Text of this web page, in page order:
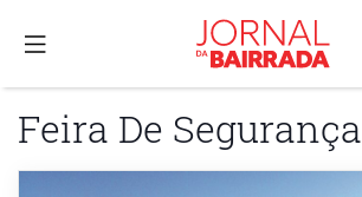
Feira De Segurança